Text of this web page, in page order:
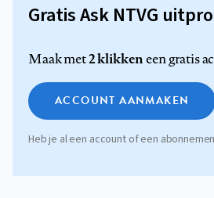
Gratis Ask NTVG
Maak met2 klikkeneen gratis
ACCOUNT AANMAKEN
Heb je al een account of een